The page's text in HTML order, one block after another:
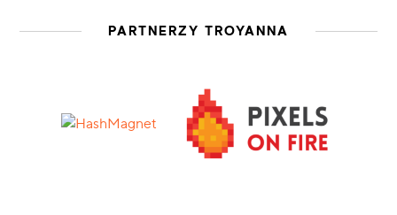
PARTNERZY TROYANNA